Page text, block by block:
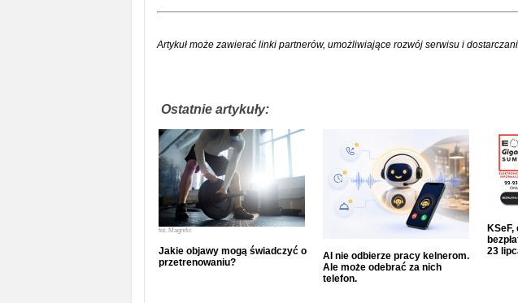
Artykuł może zawierać linki partnerów, umożliwiające rozwój serwisu i
Ostatnie artykuły:
fot. Magnific
Jakie objawy mogą świadczyć o
przetrenowaniu?
AI nie odbierze pracy kelnerom.
Ale może odebrać za nich
telefon.
23